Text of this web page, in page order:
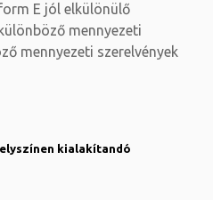
E jól elkülönülő
mennyezeti
mennyezeti szerelvények
kialakítandó